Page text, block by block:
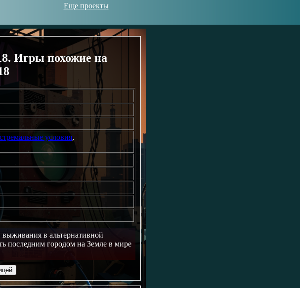
Еще проекты
Игры похожие на
условия,
выживания в альтернативной
последним городом на Земле в мире